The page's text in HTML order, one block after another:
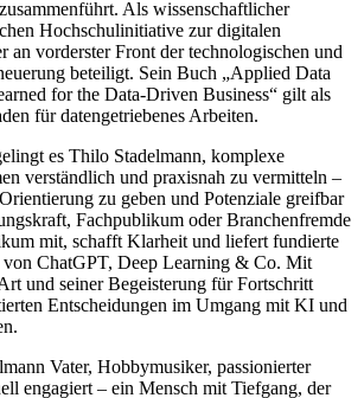
Als wissenschaftlicher
Hochschulinitiative zur digitalen
an vorderster Front der technologischen und
beteiligt. Sein Buch „Applied Data
for the Data-Driven Business“ gilt als
für datengetriebenes Arbeiten.
es Thilo Stadelmann, komplexe
verständlich und praxisnah zu vermitteln –
zu geben und Potenziale greifbar
Fachpublikum oder Branchenfremde
mit, schafft Klarheit und liefert fundierte
ChatGPT, Deep Learning & Co. Mit
und seiner Begeisterung für Fortschritt
Entscheidungen im Umgang mit KI und
Vater, Hobbymusiker, passionierter
engagiert – ein Mensch mit Tiefgang, der